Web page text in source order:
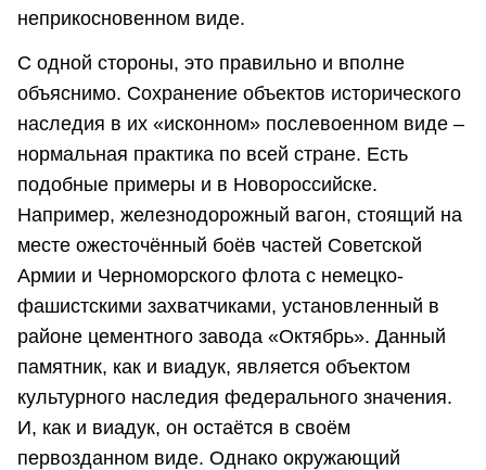
неприкосновенном виде.
С одной стороны, это правильно и вполне
объяснимо. Сохранение объектов исторического
наследия в их «исконном» послевоенном виде –
нормальная практика по всей стране. Есть
подобные примеры и в Новороссийске.
Например, железнодорожный вагон, стоящий на
месте ожесточённый боёв частей Советской
Армии и Черноморского флота с немецко-
фашистскими захватчиками, установленный в
районе цементного завода «Октябрь». Данный
памятник, как и виадук, является объектом
культурного наследия федерального значения.
И, как и виадук, он остаётся в своём
первозданном виде. Однако окружающий